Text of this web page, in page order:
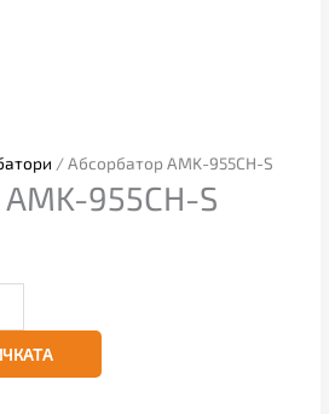
/ Абсорбатор AMK-955CH-S
955CH-S